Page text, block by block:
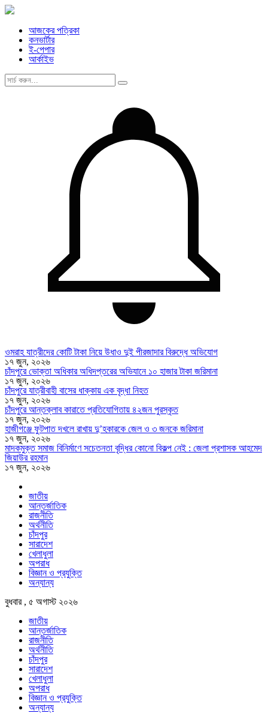
আজকের পত্রিকা
কনভার্টার
ই-পেপার
আর্কাইভ
ওমরাহ যাত্রীদের কোটি টাকা নিয়ে উধাও দুই পীরজাদার বিরুদ্ধে অভিযোগ
১৭ জুন, ২০২৬
চাঁদপুরে ভোক্তা অধিকার অধিদপ্তরের অভিযানে ১০ হাজার টাকা জরিমানা
১৭ জুন, ২০২৬
চাঁদপুরে যাত্রীবাহী বাসের ধাক্কায় এক বৃদ্ধা নিহত
১৭ জুন, ২০২৬
চাঁদপুরে আন্তক্লাব কারাতে প্রতিযোগিতায় ৪২জন পুরস্কৃত
১৭ জুন, ২০২৬
হাজীগঞ্জে ফুটপাত দখলে রাখায় দু’হকারকে জেল ও ৩ জনকে জরিমানা
১৭ জুন, ২০২৬
মাদকমুক্ত সমাজ বিনির্মাণে সচেতনতা বৃদ্ধির কোনো বিকল্প নেই : জেলা প্রশাসক আহমেদ
জিয়াউর রহমান
১৭ জুন, ২০২৬
জাতীয়
আন্তর্জাতিক
রাজনীতি
অর্থনীতি
চাঁদপুর
সারাদেশ
খেলাধুলা
অপরাধ
বিজ্ঞান ও প্রযুক্তি
অন্যান্য
বুধবার , ৫ অগাস্ট ২০২৬
জাতীয়
আন্তর্জাতিক
রাজনীতি
অর্থনীতি
চাঁদপুর
সারাদেশ
খেলাধুলা
অপরাধ
বিজ্ঞান ও প্রযুক্তি
অন্যান্য